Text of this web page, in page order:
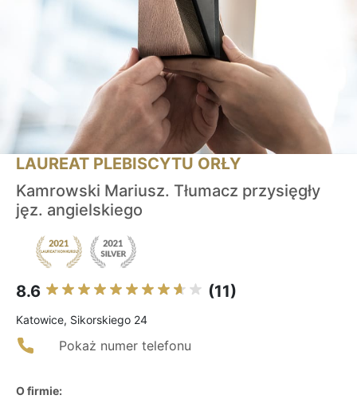
LAUREAT PLEBISCYTU ORŁY
Kamrowski Mariusz. Tłumacz przysięgły
jęz. angielskiego
8.6 (11)
Katowice, Sikorskiego 24
Pokaż numer telefonu
O firmie: